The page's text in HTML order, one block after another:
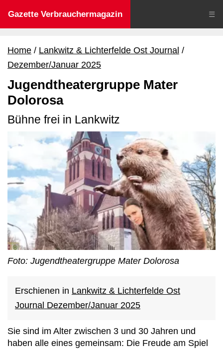
Gazette Verbrauchermagazin ☰
Home
Lankwitz & Lichterfelde Ost Journal
Dezember/Januar 2025
Jugendtheatergruppe Mater
Dolorosa
Bühne frei in Lankwitz
Foto: Jugendtheatergruppe Mater Dolorosa
Erschienen in Lankwitz & Lichterfelde Ost
Journal Dezember/Januar 2025
Sie sind im Alter zwischen 3 und 30 Jahren und
haben alle eines gemeinsam: Die Freude am Spiel